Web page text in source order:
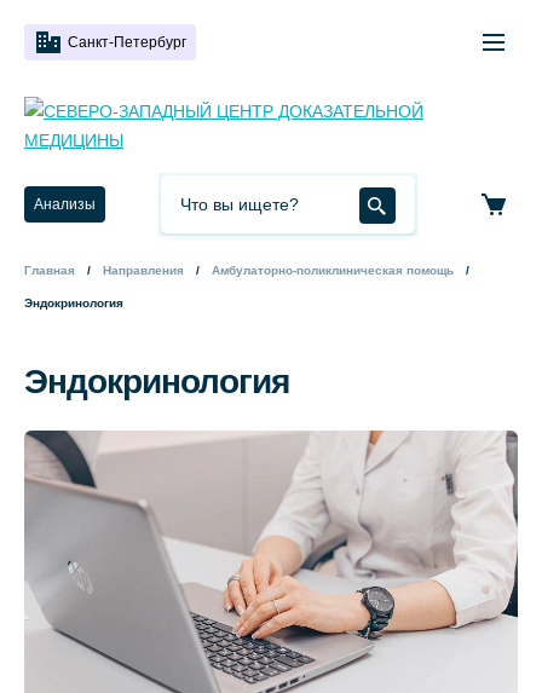
Санкт-Петербург
Анализы
Главная Направления Амбулаторно-поликлиническая помощь
Эндокринология
Эндокринология